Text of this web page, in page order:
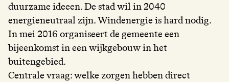
duurzame ideeen. De stad wil in 2040
energieneutraal zijn. Windenergie is hard nodig.
In mei 2016 organiseert de gemeente een
bijeenkomst in een wijkgebouw in het
buitengebied.
Centrale vraag: welke zorgen hebben direct